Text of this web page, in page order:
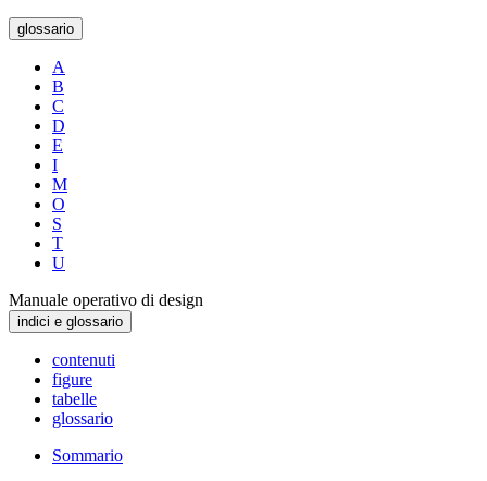
glossario
A
B
C
D
E
I
M
O
S
T
U
Manuale operativo di design
indici e glossario
contenuti
figure
tabelle
glossario
Sommario